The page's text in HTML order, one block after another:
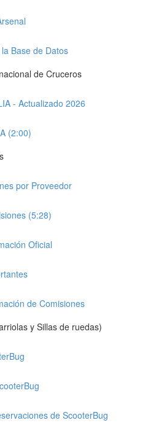
Base de Datos
de Cruceros
- Actualizado 2026
(2:00)
por Proveedor
(5:28)
Oficial
de Comisiones
y Sillas de ruedas)
de ScooterBug